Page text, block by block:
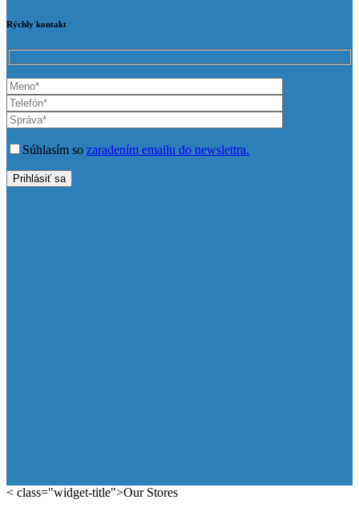
Rýchly kontakt
Súhlasím so zaradením emailu do newslettra.
< class="widget-title">Our Stores